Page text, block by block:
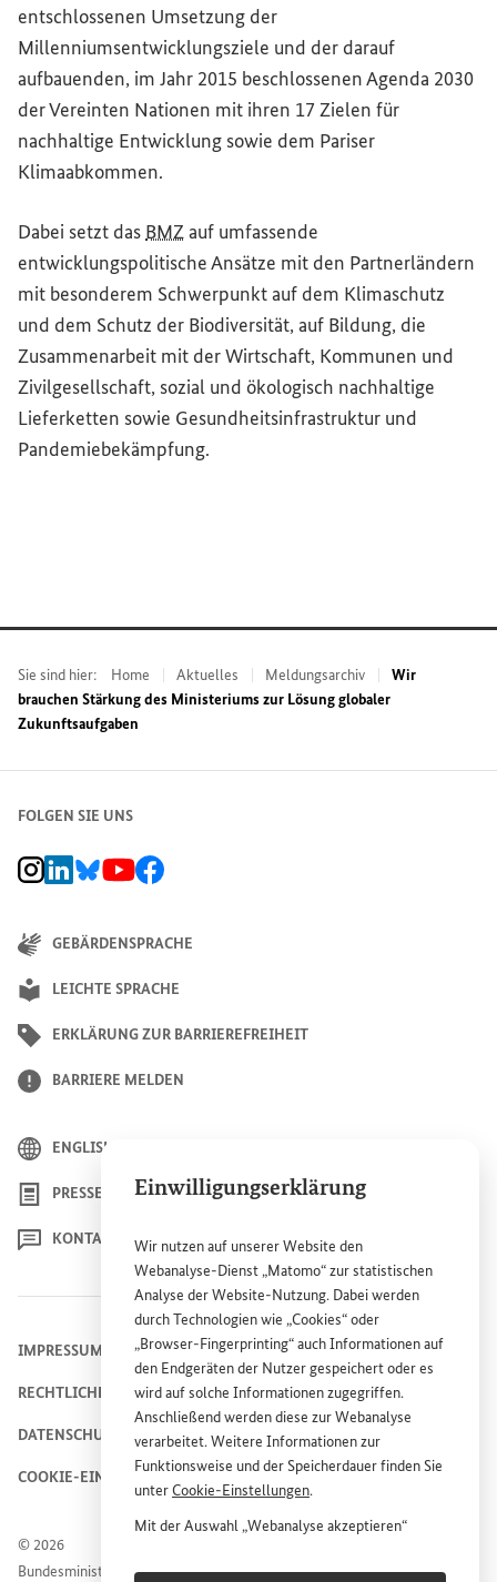
Einwilligungserklärung
Wir nutzen auf unsererWebsite den
Webanalyse-Dienst „Matomo“ zur statistischen
Analyse derWebsite-Nutzung. Dabei werden
durch Technologien wie „Cookies“ oder
„Browser-Fingerprinting“ auch Informationen auf
den Endgeräten der Nutzer gespeichert oder es
wird auf solche Informationen zugegriffen.
Anschließend werden diese zur Webanalyse
verarbeitet. Weitere Informationen zur
Funktionsweise und der Speicherdauer finden Sie
unterCookie-Einstellungen.
Mit der Auswahl „Webanalyse akzeptieren“
Dienstes „Matomo“ auf derWebsitedes
entschlossenen Umsetzung der
Millenniumsentwicklungsziele und der darauf
aufbauenden, im Jahr 2015 beschlossenen Agenda 2030
der Vereinten Nationen mit ihren 17 Zielen für
nachhaltige Entwicklung sowie dem Pariser
Klimaabkommen.
Dabei setzt das BMZauf umfassende
entwicklungspolitische Ansätze mit den Partnerländern
mit besonderem Schwerpunkt auf dem Klimaschutz
und dem Schutz der Biodiversität, auf Bildung, die
Zusammenarbeit mit der Wirtschaft, Kommunen und
Zivilgesellschaft, sozial und ökologisch nachhaltige
Lieferketten sowie Gesundheitsinfrastruktur und
Pandemiebekämpfung.
Sie sind hier: Home Aktuelles Meldungsarchiv
Wir
brauchen Stärkung des Ministeriums zur Lösung globaler
Zukunftsaufgaben
FOLGEN SIE UNS
BMZ Instagram-Kanal, Externer Link
BMZ LinkedIn Unternehmensseite, Externer Link
BMZ Bluesky-Seite, Externer Link
BMZ Youtube-Kanal, Externer Link
BMZ Facebook-Seite, Externer Link
GEBÄRDENSPRACHE
LEICHTE SPRACHE
ERKLÄRUNG ZUR BARRIEREFREIHEIT
BARRIERE MELDEN
ENGLISH
PRESSE
KONTAKT
© 2026
Bundesministerium für wirtschaftliche Zusammenarbeit und
IMPRESSUM
RECHTLICHE HINWEISE
DATENSCHUTZHINWEIS
COOKIE-EINSTELLUNGEN